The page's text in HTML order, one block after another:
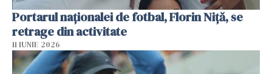
Portarul naționalei de fotbal, Florin Niță, se
retrage din activitate
11 IUNIE 2026